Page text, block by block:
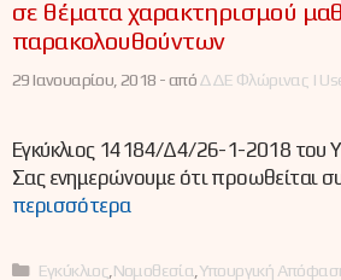
σε θέματα χαρακτηρισμού
παρακολουθούντων
29 Ιανουαρίου, 2018 -απόΔΔΕ Φλώρινας |
Εγκύκλιος 14184/Δ4/26-1-2018 του
Σας ενημερώνουμε ότι προωθείται
περισσότερα
Κατηγορίες
Εγκύκλιος Νομοθεσία Υπουργική